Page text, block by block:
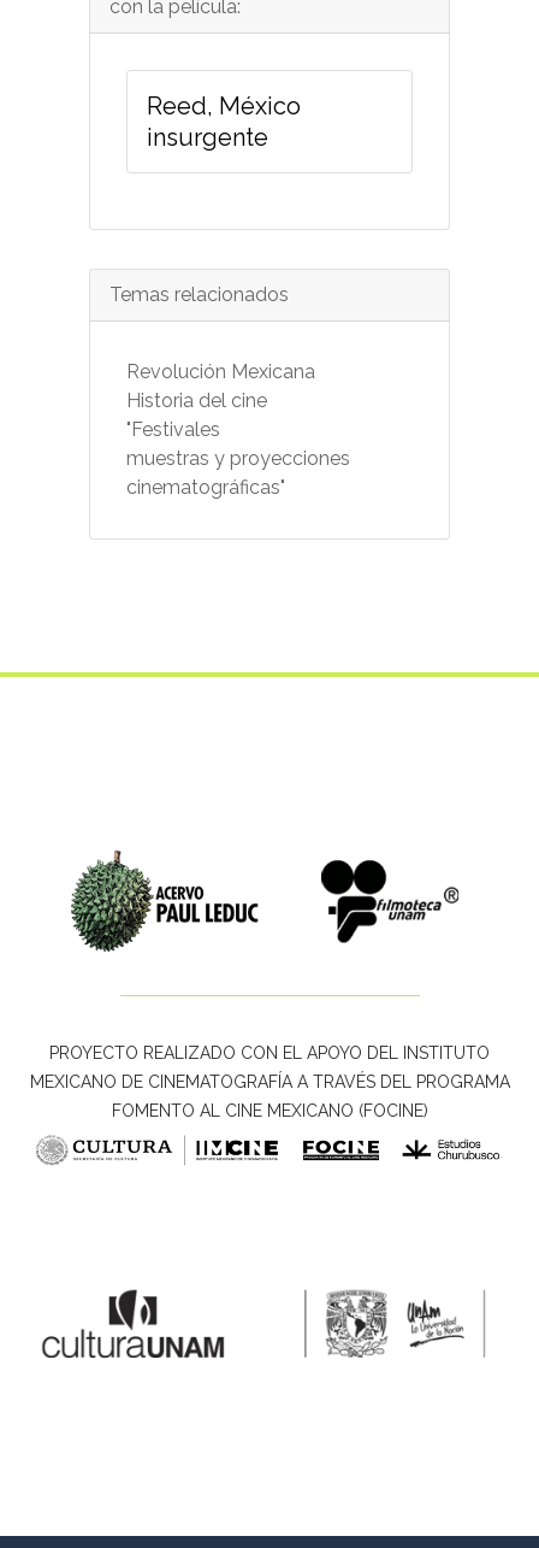
con la película:
Reed, México
insurgente
Temas relacionados
Revolución Mexicana
Historia del cine
"Festivales
muestras y proyecciones
cinematográficas"
PROYECTO REALIZADO CON EL APOYO DEL INSTITUTO
MEXICANO DE CINEMATOGRAFÍA A TRAVÉS DEL PROGRAMA
FOMENTO AL CINE MEXICANO (FOCINE)